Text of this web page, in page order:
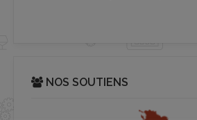
NOS SOUTIENS